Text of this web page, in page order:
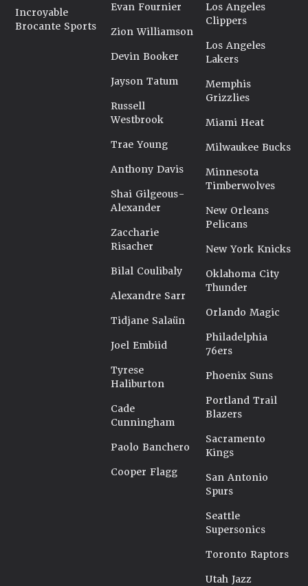
Incroyable
Brocante Sports
Evan Fournier
Zion Williamson
Devin Booker
Jayson Tatum
Russell
Westbrook
Trae Young
Anthony Davis
Shai Gilgeous-
Alexander
Zaccharie
Risacher
Bilal Coulibaly
Alexandre Sarr
Tidjane Salaün
Joel Embiid
Tyrese
Haliburton
Cade
Cunningham
Paolo Banchero
Cooper Flagg
Los Angeles
Clippers
Los Angeles
Lakers
Memphis
Grizzlies
Miami Heat
Milwaukee Bucks
Minnesota
Timberwolves
New Orleans
Pelicans
New York Knicks
Oklahoma City
Thunder
Orlando Magic
Philadelphia
76ers
Phoenix Suns
Portland Trail
Blazers
Sacramento
Kings
San Antonio
Spurs
Seattle
Supersonics
Toronto Raptors
Utah Jazz